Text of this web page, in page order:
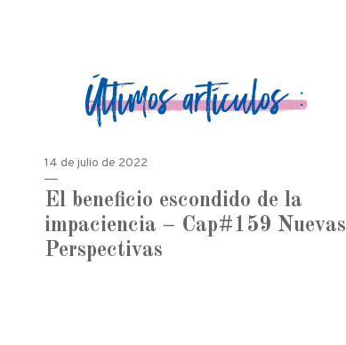
Últimos artículos :
14 de julio de 2022
El beneficio escondido de la
impaciencia – Cap#159 Nuevas
Perspectivas